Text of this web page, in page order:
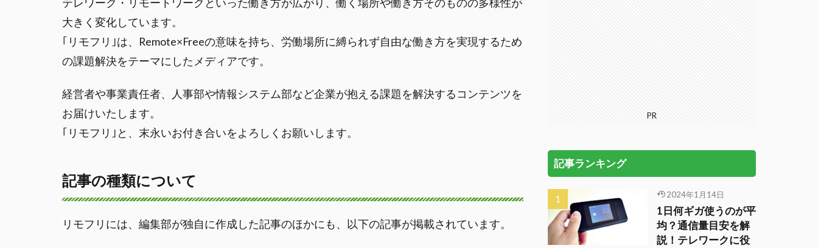
テレワーク・リモートワークといった働き方が広がり、働く場所や働き方そのものの多様性が
大きく変化しています。
｢リモフリ｣は、Remote×Freeの意味を持ち、労働場所に縛られず自由な働き方を実現するため
の課題解決をテーマにしたメディアです。
経営者や事業責任者、人事部や情報システム部など企業が抱える課題を解決するコンテンツを
お届けいたします。
｢リモフリ｣と、末永いお付き合いをよろしくお願いします。
記事の種類について
リモフリには、編集部が独自に作成した記事のほかにも、以下の記事が掲載されています。
PR
記事ランキング
2024年1月14日
1日何ギガ使うのが平
均？通信量目安を解
説！テレワークに役